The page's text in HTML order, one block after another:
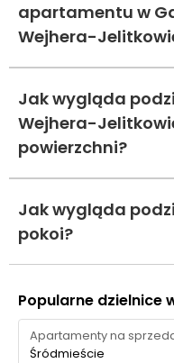
apartamentu w
Wejhera-
Jak wygląda
Wejhera-
powierzchni?
Jak wygląda
pokoi?
Popularne dzielnice
Apartamenty na
Śródmieście